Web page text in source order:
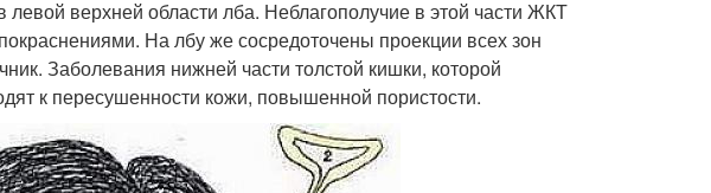
левой верхней области лба. Неблагополучие в этой части ЖКТ
На лбу же сосредоточены проекции всех зон
Заболевания нижней части толстой кишки, которой
к пересушенности кожи, повышенной пористости.